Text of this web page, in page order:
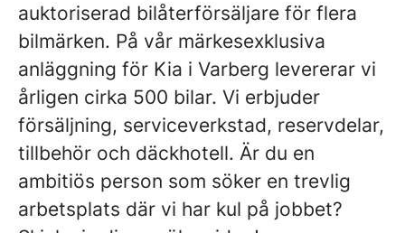
auktoriserad bilåterförsäljare för flera
bilmärken. På vår märkesexklusiva
anläggning för Kia i Varberg levererar vi
årligen cirka 500 bilar. Vi erbjuder
försäljning, serviceverkstad, reservdelar,
tillbehör och däckhotell. Är du en
ambitiös person som söker en trevlig
arbetsplats där vi har kul på jobbet?